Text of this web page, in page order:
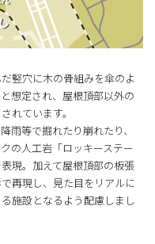
竪穴に木の骨組みを傘のよ
想定され、屋根頂部以外の
れています。
雨等で掘れたり崩れたり、
の人工岩「ロッキーステー
現。加えて屋根頂部の板張
再現し、見た目をリアルに
施設となるよう配慮しまし